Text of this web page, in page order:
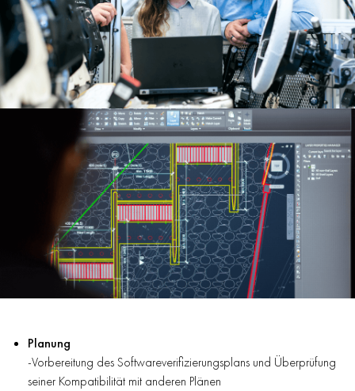
Planung
-Vorbereitung des Softwareverifizierungsplans und Überprüfung
seiner Kompatibilität mit anderen Plänen